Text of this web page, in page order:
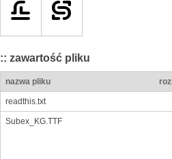
:: zawartość pliku
nazwa pliku
readthis.txt
Subex_KG.TTF